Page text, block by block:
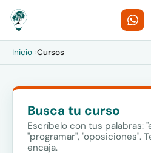
Inicio ›Cursos
Busca tu curso
Escríbelo con tus palabras:
"programar", "oposiciones".
encaja.